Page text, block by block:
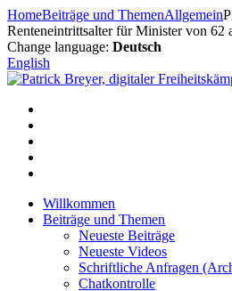
Zum
Inhalt
springen
HomeBeiträge und ThemenAllgemein
Renteneintrittsalter für Minister von 62
Change language: Deutsch
English
Willkommen
Beiträge und Themen
Neueste Beiträge
Neueste Videos
Schriftliche Anfragen
Chatkontrolle